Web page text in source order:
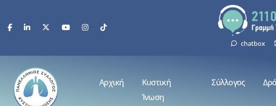
chatbox
Αρχική
Κυστική
Ίνωση
Σύλλογος